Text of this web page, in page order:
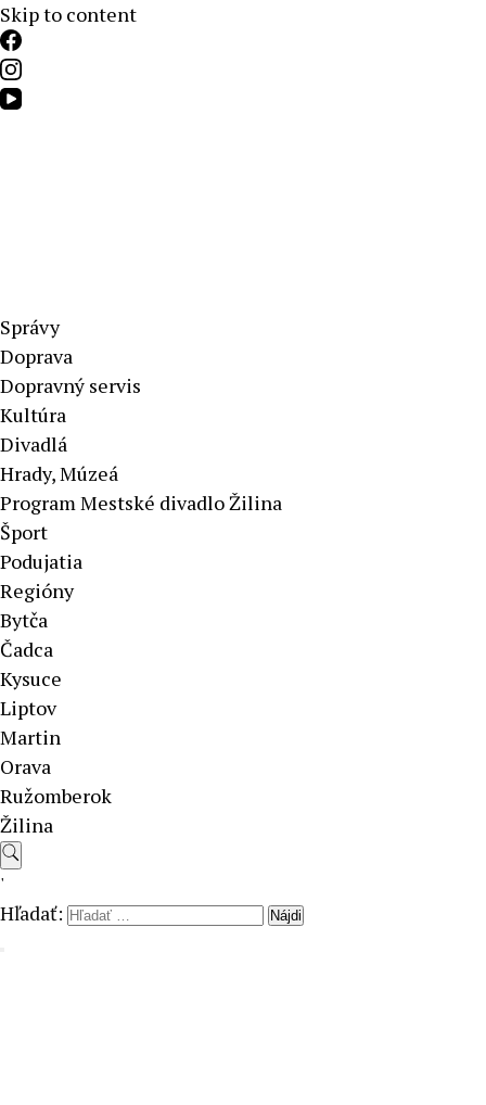
Skip to content
Aktuálne správy – severné Slovensko
Správy
Doprava
Dopravný servis
Kultúra
Divadlá
Hrady, Múzeá
Program Mestské divadlo Žilina
Šport
Podujatia
Regióny
Bytča
Čadca
Kysuce
Liptov
Martin
Orava
Ružomberok
Žilina
'
Hľadať: